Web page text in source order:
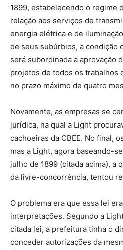
1899, estabelecendo o regime
relação aos serviços de
energia elétrica e de
de seus subúrbios, a condição
será subordinada a aprovação
projetos de todos os trabalhos
no prazo máximo de quatro
Novamente, as empresas se
jurídica, na qual a Light
cachoeiras da CBEE. No final,
mas a Light, agora baseando-
julho de 1899 (citada acima), a
da livre-concorrência, tentou
O problema era que essa lei
interpretações. Segundo a
citada lei, a prefeitura tinha o
conceder autorizações da